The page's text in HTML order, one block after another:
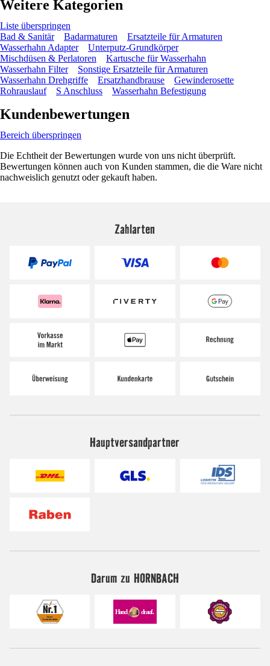
Weitere Kategorien
Liste überspringen
Bad & Sanitär
Badarmaturen
Ersatzteile für Armaturen
Wasserhahn Adapter
Unterputz-Grundkörper
Mischdüsen & Perlatoren
Kartusche für Wasserhahn
Wasserhahn Filter
Sonstige Ersatzteile für Armaturen
Wasserhahn Drehgriffe
Ersatzhandbrause
Gewinderosette
Rohrauslauf
S Anschluss Wasserhahn Befestigung
Kundenbewertungen
Bereich überspringen
Die Echtheit der Bewertungen wurde von uns nicht überprüft.
Bewertungen können auch von Kunden stammen, die die Ware nicht
nachweislich genutzt oder gekauft haben.
Zahlarten
Hauptversandpartner
Darum zu HORNBACH